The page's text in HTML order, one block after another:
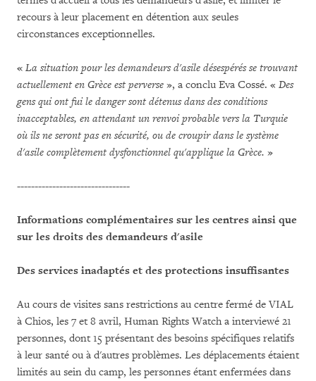
recours à leur placement en détention aux seules
circonstances exceptionnelles.
« La situation pour les demandeurs d'asile désespérés se trouvant
actuellement en Grèce est perverse », a conclu Eva Cossé. « Des
gens qui ont fui le danger sont détenus dans des conditions
inacceptables, en attendant un renvoi probable vers la Turquie
où ils ne seront pas en sécurité, ou de croupir dans le système
d'asile complètement dysfonctionnel qu'applique la Grèce. »
--------------------------------
Informations complémentaires sur les centres ainsi que
sur les droits des demandeurs d'asile
Des services inadaptés et des protections insuffisantes
Au cours de visites sans restrictions au centre fermé de VIAL
à Chios, les 7 et 8 avril, Human Rights Watch a interviewé 21
personnes, dont 15 présentant des besoins spécifiques relatifs
à leur santé ou à d'autres problèmes. Les déplacements étaient
limités au sein du camp, les personnes étant enfermées dans